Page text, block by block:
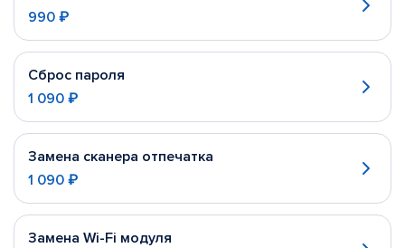
990 ₽
Сброс пароля
1 090 ₽
Замена сканера отпечатка
1 090 ₽
Замена Wi-Fi модуля